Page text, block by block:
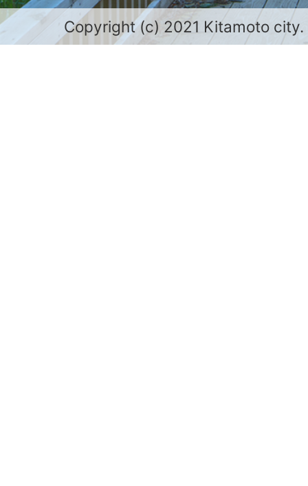
Copyright (c) 2021 Kitamoto city.